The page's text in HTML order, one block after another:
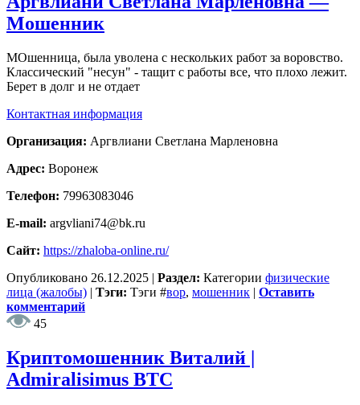
Мошенник
МОшенница, была уволена с нескольких работ за воровство.
Классический "несун" - тащит с работы все, что плохо лежит.
Берет в долг и не отдает
Контактная информация
Организация: Аргвлиани Светлана Марленовна
Адрес: Воронеж
Телефон: 79963083046
E-mail: argvliani74@bk.ru
Сайт: https://zhaloba-online.ru/
Опубликовано 26.12.2025 | Раздел: Категории физические
лица (жалобы) | Тэги: Тэги #вор, мошенник | Оставить
комментарий
45
Криптомошенник Виталий |
Admiralisimus BTC